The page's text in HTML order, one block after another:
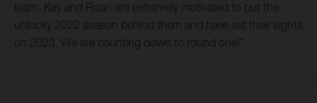
team. Kay and Roan are extremely motivated to put the
unlucky 2022 season behind them and have set their sights
on 2023. We are counting down to round one!"